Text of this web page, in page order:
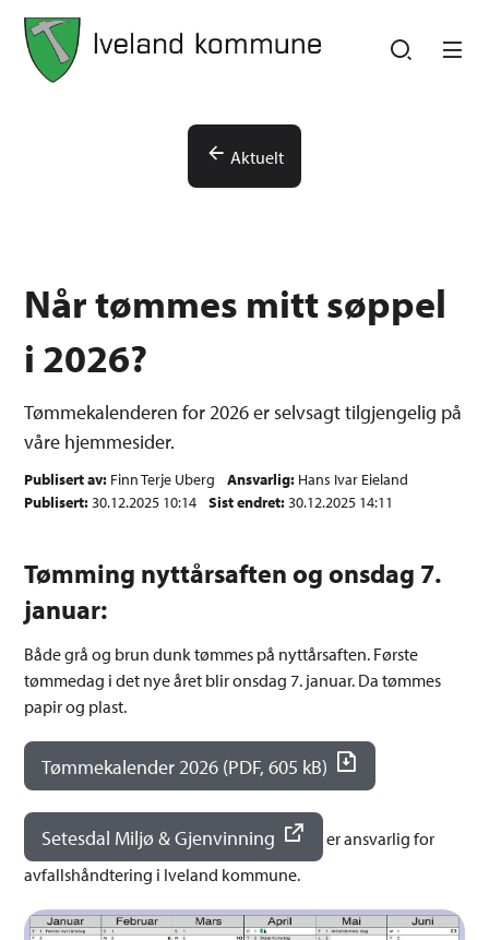
Iveland kommune
Aktuelt
Når tømmes mitt søppel
i 2026?
Tømmekalenderen for 2026 er selvsagt tilgjengelig på
våre hjemmesider.
Publisert av Finn Terje Uberg Ansvarlig Hans Ivar Eieland
Publisert 30.12.2025 10:14 Sist endret 30.12.2025 14:11
Tømming nyttårsaften og onsdag 7.
januar:
Både grå og brun dunk tømmes på nyttårsaften. Første
tømmedag i det nye året blir onsdag 7. januar. Da tømmes
papir og plast.
Tømmekalender 2026(PDF, 605 kB)
Setesdal Miljø & Gjenvinning
er ansvarlig for
avfallshåndtering i Iveland kommune.